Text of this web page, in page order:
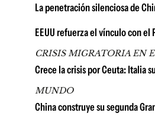
La penetración silenciosa de
EEUU refuerza el vínculo con
CRISIS MIGRATORIA EN
Crece la crisis por Ceuta: Italia
MUNDO
China construye su segunda